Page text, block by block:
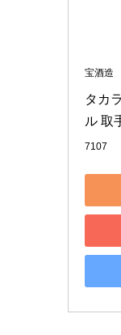
宝酒造
タカ
ル 取
7107